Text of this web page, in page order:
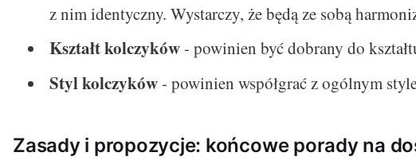
z nim identyczny. Wystarczy, że będą ze sobą
Kształt kolczyków- powinien być dobrany do
Styl kolczyków- powinien współgrać z ogólnym
Zasady i propozycje: końcowe porady na